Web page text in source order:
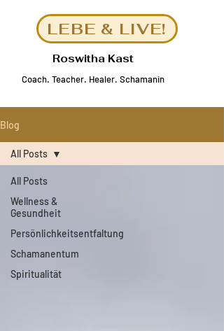
LEBE & LIVE!
Roswitha Kast
Coach. Teacher. Healer. Schamanin
Blog
All Posts
Wellness &
Gesundheit
Persönlichkeitsentfaltung
Schamanentum
Spiritualität
All Posts